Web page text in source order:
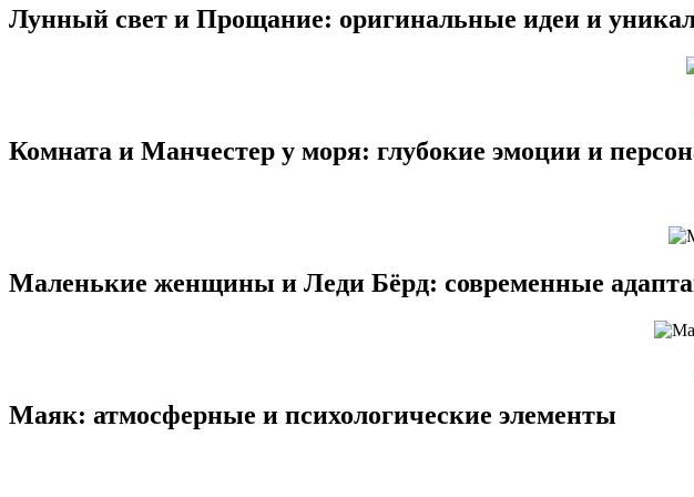
Лунный свет и Прощание: оригинальные идеи и
Комната и Манчестер у моря: глубокие эмоции и
Маленькие женщины и Леди Бёрд: современные
Маяк: атмосферные и психологические элементы